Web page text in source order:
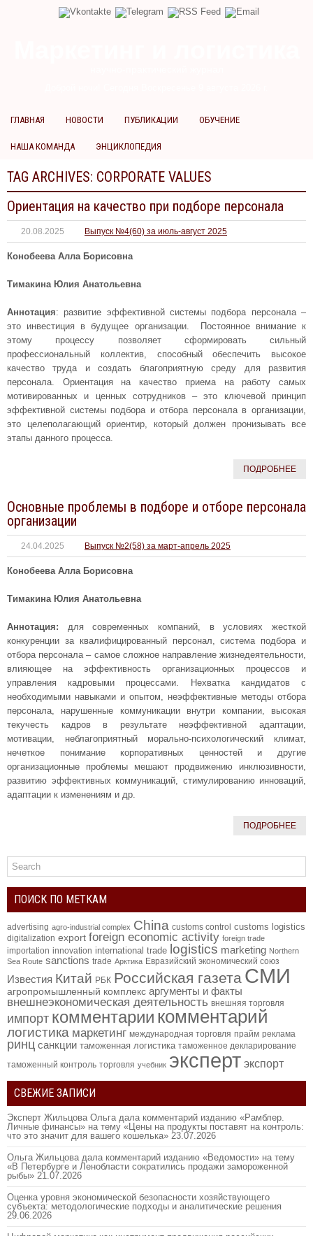
ГЛАВНАЯ НОВОСТИ ПУБЛИКАЦИИ ОБУЧЕНИЕ
НАША КОМАНДА ЭНЦИКЛОПЕДИЯ
TAG ARCHIVES: CORPORATE VALUES
Ориентация на качество при подборе персонала
20.08.2025 Выпуск №4(60) за июль-август 2025
Конобеева Алла Борисовна
Тимакина Юлия Анатольевна
Аннотация: развитие эффективной системы подбора персонала –
это инвестиция в будущее организации. Постоянное внимание к
этому процессу позволяет сформировать сильный
профессиональный коллектив, способный обеспечить высокое
качество труда и создать благоприятную среду для развития
персонала. Ориентация на качество приема на работу самых
мотивированных и ценных сотрудников – это ключевой принцип
эффективной системы подбора и отбора персонала в организации,
это целеполагающий ориентир, который должен пронизывать все
этапы данного процесса.
ПОДРОБНЕЕ
Основные проблемы в подборе и отборе персонала
организации
24.04.2025 Выпуск №2(58) за март-апрель 2025
Конобеева Алла Борисовна
Тимакина Юлия Анатольевна
Аннотация: для современных компаний, в условиях жесткой
конкуренции за квалифицированный персонал, система подбора и
отбора персонала – самое сложное направление жизнедеятельности,
влияющее на эффективность организационных процессов и
управления кадровыми процессами. Нехватка кандидатов с
необходимыми навыками и опытом, неэффективные методы отбора
персонала, нарушенные коммуникации внутри компании, высокая
текучесть кадров в результате неэффективной адаптации,
мотивации, неблагоприятный морально-психологический климат,
нечеткое понимание корпоративных ценностей и другие
организационные проблемы мешают продвижению инклюзивности,
развитию эффективных коммуникаций, стимулированию инноваций,
адаптации к изменениям и др.
ПОДРОБНЕЕ
ПОИСК ПО МЕТКАМ
advertising agro-industrial complex China customs control customs logistics
digitalization export foreign economic activity foreign trade
importation innovation international trade logistics marketing Northern
Sea Route sanctions trade Арктика Евразийский экономический союз
Известия Китай РБК Российская газета СМИ
агропромышленный комплекс аргументы и факты
внешнеэкономическая деятельность внешняя торговля
импорт комментарии комментарий
логистика маркетинг международная торговля прайм реклама
ринц санкции таможенная логистика таможенное декларирование
таможенный контроль торговля учебник эксперт экспорт
СВЕЖИЕ ЗАПИСИ
Эксперт Жильцова Ольга дала комментарий изданию «Рамблер.
Личные финансы» на тему «Цены на продукты поставят на контроль:
что это значит для вашего кошелька» 23.07.2026
Ольга Жильцова дала комментарий изданию «Ведомости» на тему
«В Петербурге и Ленобласти сократились продажи замороженной
рыбы» 21.07.2026
Оценка уровня экономической безопасности хозяйствующего
субъекта: методологические подходы и аналитические решения
29.06.2026